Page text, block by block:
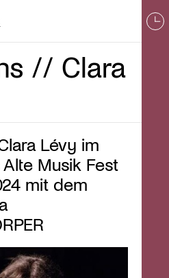
ein/ausblenden
// Clara
Lévy im
Musik Fest
mit dem